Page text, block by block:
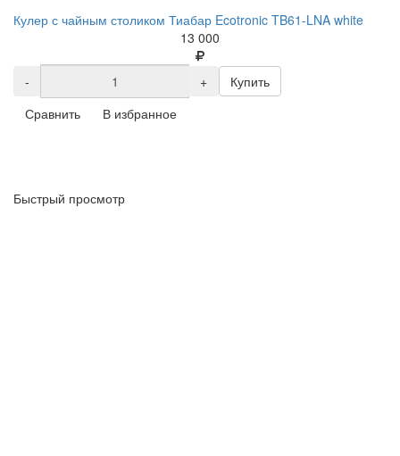
Кулер с чайным столиком Тиабар Ecotronic TB61-LNA white
13 000
- +
Купить
Сравнить
В избранное
Быстрый просмотр